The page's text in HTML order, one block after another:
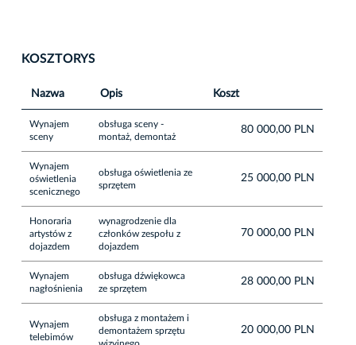
KOSZTORYS
Nazwa Opis Koszt
Wynajem
sceny
obsługa sceny -
montaż, demontaż
80 000,00 PLN
Wynajem
oświetlenia
scenicznego
obsługa oświetlenia ze
sprzętem
25 000,00 PLN
Honoraria
artystów z
dojazdem
wynagrodzenie dla
członków zespołu z
dojazdem
70 000,00 PLN
Wynajem
nagłośnienia
obsługa dźwiękowca
ze sprzętem
28 000,00 PLN
Wynajem
telebimów
obsługa z montażem i
demontażem sprzętu
20 000,00 PLN